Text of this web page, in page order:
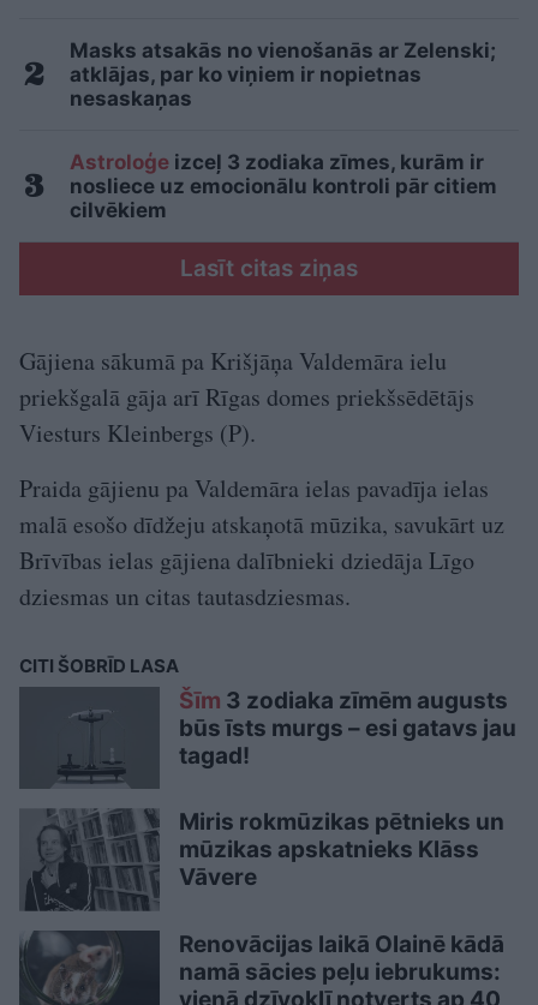
Masks atsakās no vienošanās ar Zelenski;
atklājas, par ko viņiem ir nopietnas
nesaskaņas
Astroloģe izceļ 3 zodiaka zīmes, kurām ir
nosliece uz emocionālu kontroli pār citiem
cilvēkiem
Lasīt citas ziņas
Gājiena sākumā pa Krišjāņa Valdemāra ielu
priekšgalā gāja arī Rīgas domes priekšsēdētājs
Viesturs Kleinbergs (P).
Praida gājienu pa Valdemāra ielas pavadīja ielas
malā esošo dīdžeju atskaņotā mūzika, savukārt uz
Brīvības ielas gājiena dalībnieki dziedāja Līgo
dziesmas un citas tautasdziesmas.
CITI ŠOBRĪD LASA
Šīm 3 zodiaka zīmēm augusts
būs īsts murgs – esi gatavs jau
tagad!
Miris rokmūzikas pētnieks un
mūzikas apskatnieks Klāss
Vāvere
Renovācijas laikā Olainē kādā
namā sācies peļu iebrukums:
vienā dzīvoklī notverts ap 40